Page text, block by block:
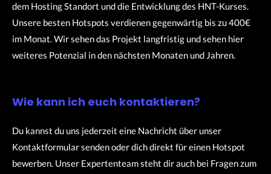
dem Hosting Standort und die Entwicklung des HNT-Kurses.
Unsere besten Hotspots verdienen gegenwärtig bis zu 400€
im Monat. Wir sehen das Projekt langfristig und sehen hier
weiteres Potenzial in den nächsten Monaten und Jahren.
Wie kann ich euch kontaktieren?
Du kannst du uns jederzeit eine Nachricht über unser
Kontaktformular senden oder dich direkt für einen Hotspot
bewerben. Unser Expertenteam steht dir auch bei Fragen zum